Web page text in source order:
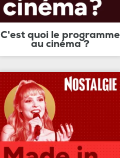
C'est quoi le programme
au cinéma ?